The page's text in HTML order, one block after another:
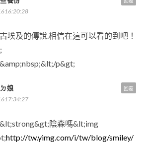
埃及的傳說.相信在這可以看的到吧！
p&gt;
娘
陰森嗎&lt;img
http://tw.yimg.com/i/tw/blog/smiley/
回覆